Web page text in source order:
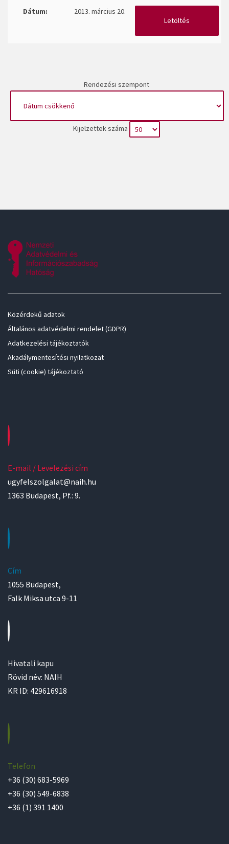
Dátum:
2013. március 20.
Letöltés
Rendezési szempont
Kijelzettek száma
Közérdekű adatok
Általános adatvédelmi rendelet (GDPR)
Adatkezelési tájékoztatók
Akadálymentesítési nyilatkozat
Süti (cookie) tájékoztató
E-mail / Levelezési cím
ugyfelszolgalat@naih.hu
1363 Budapest, Pf.: 9.
Cím
1055 Budapest,
Falk Miksa utca 9-11
Hivatali kapu
Rövid név: NAIH
KR ID: 429616918
Telefon
+36 (30) 683-5969
+36 (30) 549-6838
+36 (1) 391 1400